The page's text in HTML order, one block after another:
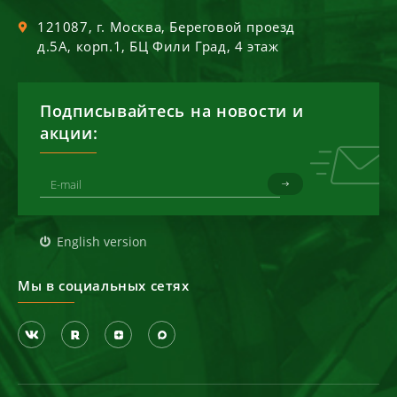
121087, г. Москва, Береговой проезд
д.5А, корп.1, БЦ Фили Град, 4 этаж
Подписывайтесь на новости и
акции:
English version
Мы в социальных сетях